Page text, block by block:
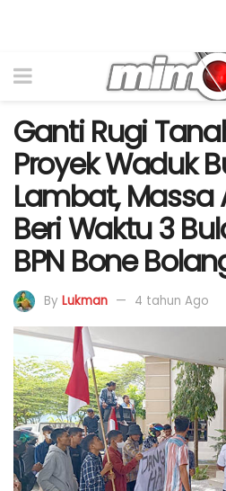
Ganti Rugi
Proyek Waduk
Lambat, Massa
Beri Waktu 3
BPN Bone
By Lukman 4 tahun Ago